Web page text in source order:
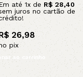
até 1x de R$28,40
juros no cartão de
26,98
pix
ao carrinho